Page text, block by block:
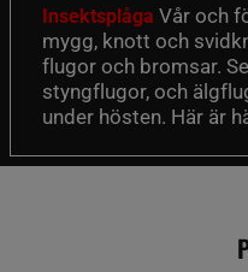
Insektsplåga Vår och
mygg, knott och
flugor och bromsar.
styngflugor, och
under hösten. Här är